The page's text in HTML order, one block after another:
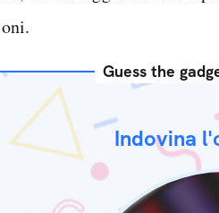
Guess the
Indovina